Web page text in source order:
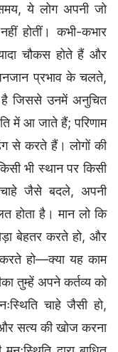
ये लोग अपनी जो
होतीं। कभी-कभार
चौकस होते हैं और
प्रभाव के चलते,
है जिससे उनमें अनुचित
में आ जाते हैं; परिणाम
से करते हैं। लोगों की
भी स्थान पर किसी
जैसे बदले, अपनी
होता है। मान लो कि
बेहतर करते हो, और
करते हो—क्या यह काम
तुम्हें अपने कर्तव्य को
चाहे जैसी हो,
और सत्य की खोज करना